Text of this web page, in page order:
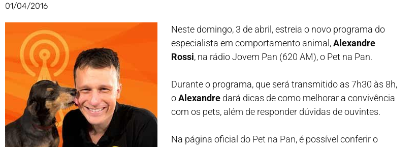
01/04/2016
Neste domingo, 3 de abril, estreia o novo programa do
especialista em comportamento animal,Alexandre
Rossi, na rádio Jovem Pan (620 AM), o Pet na Pan.
Durante o programa, que será transmitido as 7h30 às 8h,
oAlexandre dará dicas de como melhorar a convivência
com os pets, além de responder dúvidas de ouvintes.
Na página oficial do Pet na Pan, é possível conferir o